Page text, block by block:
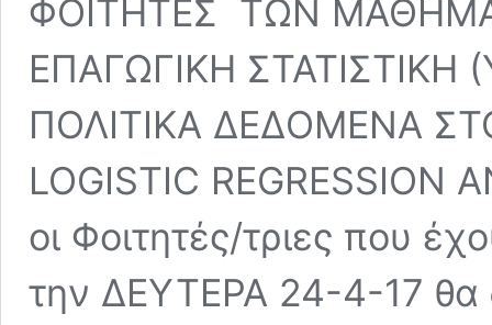
ΦΟΙΤΗΤΕΣ ΤΩΝ
ΕΠΑΓΩΓΙΚΗ
ΠΟΛΙΤΙΚΑ ΔΕΔΟΜΕΝΑ
LOGISTIC REGRESSION
οι Φοιτητές/τριες που
την ΔΕΥΤΕΡΑ 24-4-17 θα